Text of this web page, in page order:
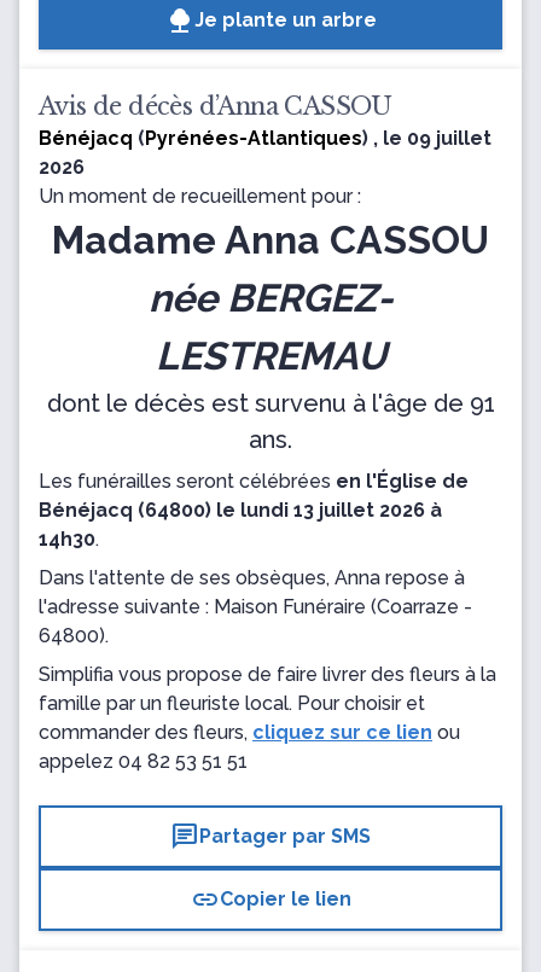
Je plante un arbre
Avis de décès d’Anna CASSOU
Bénéjacq (Pyrénées-Atlantiques) , le 09 juillet
2026
Un moment de recueillement pour :
Madame Anna CASSOU
née BERGEZ-
LESTREMAU
dont le décès est survenu à l'âge de 91
ans.
Les funérailles seront célébrées en l'Église de
Bénéjacq (64800) le lundi 13 juillet 2026 à
14h30.
Dans l'attente de ses obsèques, Anna repose à
l'adresse suivante : Maison Funéraire (Coarraze -
64800).
Simplifia vous propose de faire livrer des fleurs à la
famille par un fleuriste local. Pour choisir et
commander des fleurs, cliquez sur ce lien ou
appelez 04 82 53 51 51
chatPartager par SMS
linkCopier le lien